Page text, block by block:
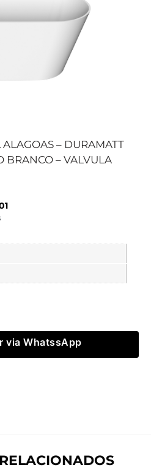
– DURAMATT
BRANCO – VALVULA
via WhatssApp